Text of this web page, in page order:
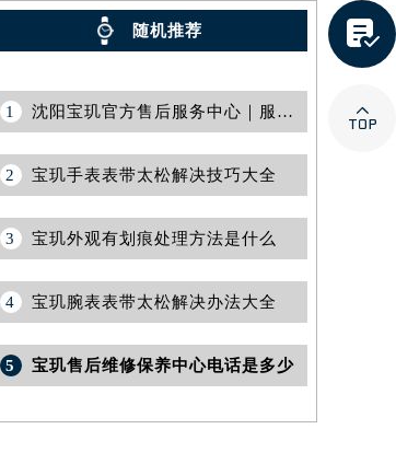
随机推荐
1 沈阳宝玑官方售后服务中心｜服务热线与详细地址权威信息公告（2026年7月最新）
2 宝玑手表表带太松解决技巧大全
3 宝玑外观有划痕处理方法是什么
4 宝玑腕表表带太松解决办法大全
5 宝玑售后维修保养中心电话是多少

